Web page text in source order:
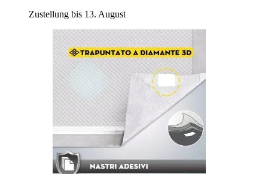
Zustellung bis 13. August